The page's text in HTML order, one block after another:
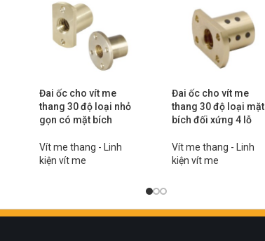
Đai ốc cho vít me
thang 30 độ loại nhỏ
gọn có mặt bích
Vít me thang - Linh
kiện vít me
Đai ốc cho vít me
thang 30 độ loại mặt
bích đối xứng 4 lỗ
Vít me thang - Linh
kiện vít me